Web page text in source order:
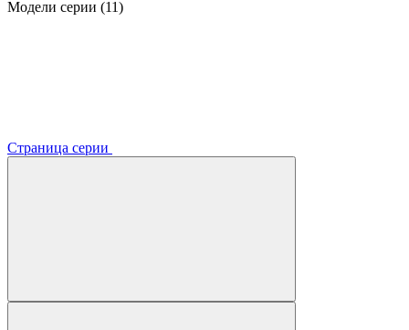
Модели серии (11)
Страница серии